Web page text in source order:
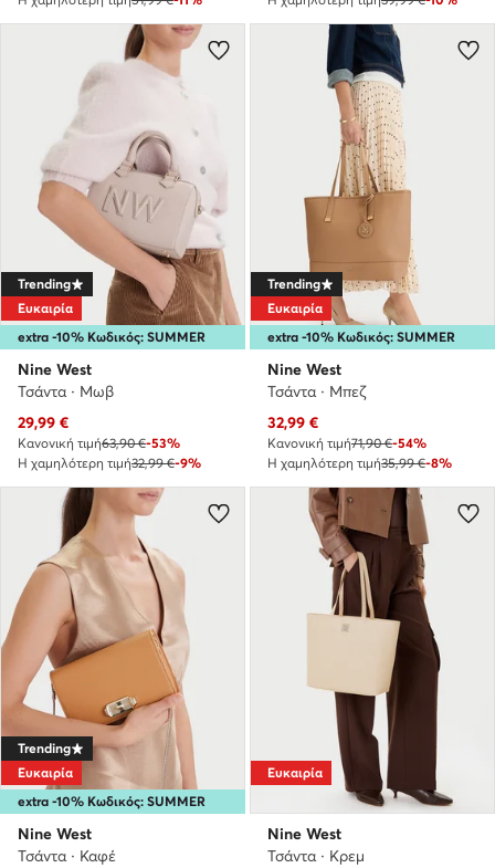
extra -10% Κωδικός: SUMMER
Trending
Ευκαιρία
Nine West
Τσάντα · Μωβ
Τρέχουσα τιμή
29,99 €
Κανονική τιμή63,90 €-53%
Η χαμηλότερη τιμή32,99 €-9%
extra -10% Κωδικός: SUMMER
Trending
Ευκαιρία
Nine West
Τσάντα · Μπεζ
Τρέχουσα τιμή
32,99 €
Κανονική τιμή71,90 €-54%
Η χαμηλότερη τιμή35,99 €-8%
extra -10% Κωδικός: SUMMER
Trending
Ευκαιρία
Nine West
Τσάντα · Καφέ
Ευκαιρία
Nine West
Τσάντα · Κρεμ